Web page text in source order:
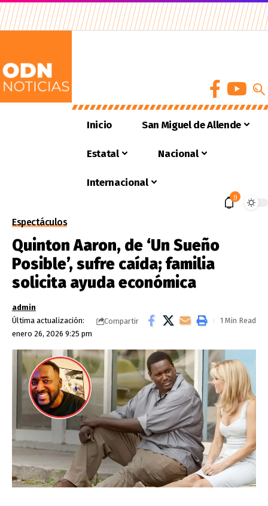
Inicio San Miguel de Allende
Estatal Nacional
Internacional
9
Espectáculos
Quinton Aaron, de ‘Un Sueño
Posible’, sufre caída; familia
solicita ayuda económica
Última actualización:
enero 26, 2026 9:25 pm
admin
Compartir
1 Min Read